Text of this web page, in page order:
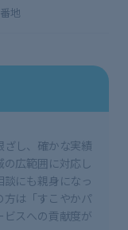
地
し、確かな実績
広範囲に対応し
にも親身になっ
は「すこやかパ
ビスへの貢献度が